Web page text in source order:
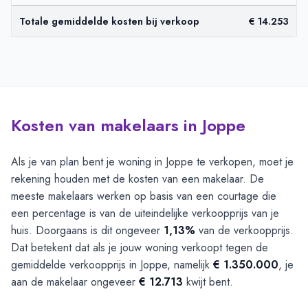
Totale gemiddelde kosten bij verkoop € 14.253
Kosten van makelaars in Joppe
Als je van plan bent je woning in Joppe te verkopen, moet je
rekening houden met de kosten van een makelaar. De
meeste makelaars werken op basis van een courtage die
een percentage is van de uiteindelijke verkoopprijs van je
huis. Doorgaans is dit ongeveer 1,13% van de verkoopprijs.
Dat betekent dat als je jouw woning verkoopt tegen de
gemiddelde verkoopprijs in Joppe, namelijk € 1.350.000, je
aan de makelaar ongeveer € 12.713 kwijt bent.